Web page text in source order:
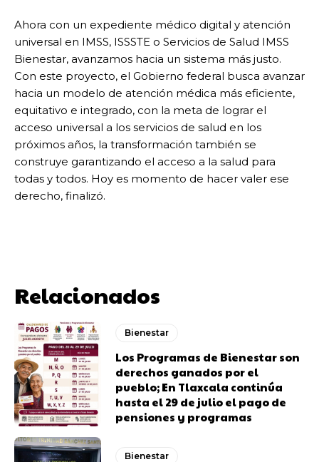
Ahora con un expediente médico digital y atención
universal en IMSS, ISSSTE o Servicios de Salud IMSS
Bienestar, avanzamos hacia un sistema más justo.
Con este proyecto, el Gobierno federal busca avanzar
hacia un modelo de atención médica más eficiente,
equitativo e integrado, con la meta de lograr el
acceso universal a los servicios de salud en los
próximos años, la transformación también se
construye garantizando el acceso a la salud para
todas y todos. Hoy es momento de hacer valer ese
derecho, finalizó.
Relacionados
Bienestar
Los Programas de Bienestar son
derechos ganados por el
pueblo; En Tlaxcala continúa
hasta el 29 de julio el pago de
pensiones y programas
Bienestar